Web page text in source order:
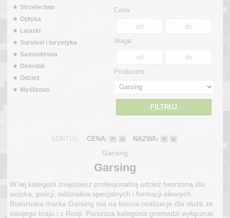
Strzelectwo
Optyka
Latarki
Survival i turystyka
Samoobrona
Demobil
Odzież
Myślistwo
Cena:
Waga:
Producent:
FILTRUJ
SORTUJ: CENA: NAZWA:
Garsing
Garsing
W tej kategorii znajdziesz profesjonalną odzież tworzoną dla
wojska, policji, oddziałów specjalnych i formacji siłowych.
Białoruska marka Garsing ma na koncie realizacje dla służb ze
swojego kraju i z Rosji. Poniższa kategoria gromadzi wyłącznie